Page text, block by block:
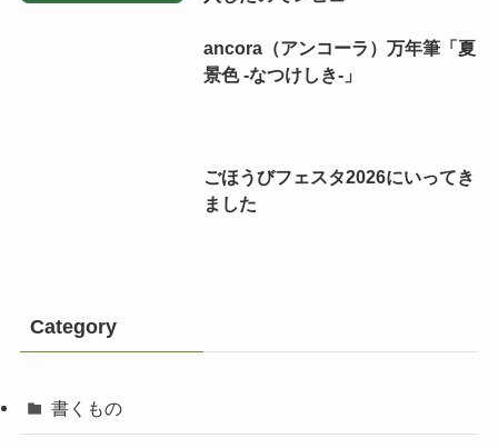
ancora（アンコーラ）万年筆「夏
景色 -なつけしき-」
ごほうびフェスタ2026にいってき
ました
Category
書くもの